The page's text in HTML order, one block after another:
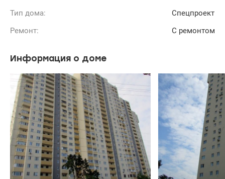
Тип дома:
Спецпроект
Ремонт:
С ремонтом
Информация о доме